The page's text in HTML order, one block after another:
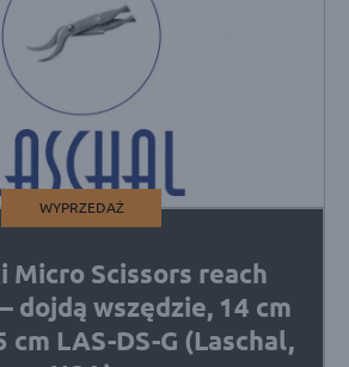
Micro Scissors reach
dojdą wszędzie, 14 cm
cm LAS-DS-G (Laschal,
WYPRZEDAŻ